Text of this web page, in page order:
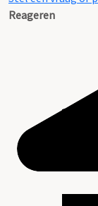
Reageren